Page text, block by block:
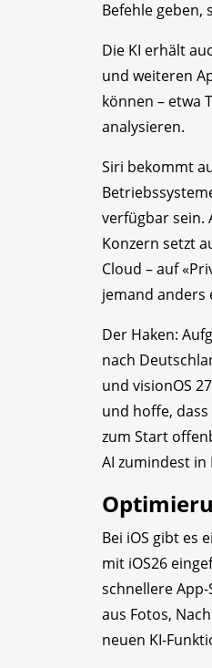
Befehle
Die KI erhält
und weiteren
können – etwa
analysieren.
Siri bekommt
verfügbar sein.
Konzern setzt
Cloud – auf
jemand anders
Der Haken:
nach
und visionOS
und hoffe,
zum Start
AI zumindest in
Bei iOS gibt es
mit iOS26
schnellere
aus Fotos,
neuen KI-